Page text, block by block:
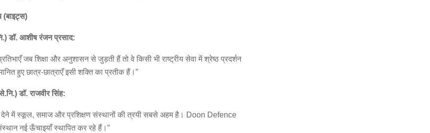
(बाइट्स)
डॉ. आशीषरंजनप्रसाद:
जब शिक्षा और अनुशासन से जुड़ती हैं तो वे किसी भी राष्ट्रीय सेवा में श्रेष्ठ प्रदर्शन
हुए छात्र-छात्राएँ इसी शक्ति का प्रतीक हैं।”
नि.)डॉ.राजवीरसिंह:
देने में स्कूल, समाज और प्रशिक्षण संस्थानों की त्रयी सबसे अहम है। Doon Defence
नई ऊँचाइयाँ स्थापित कर रहे हैं।”